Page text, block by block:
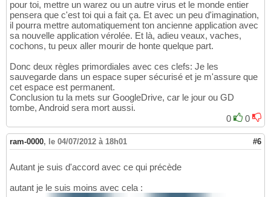
pour toi, mettre un warez ou un autre virus et le monde entier
pensera que c'est toi qui a fait ça. Et avec un peu d'imagination,
il pourra mettre automatiquement ton ancienne application avec
sa nouvelle application vérolée. Et là, adieu veaux, vaches,
cochons, tu peux aller mourir de honte quelque part.
Donc deux règles primordiales avec ces clefs: Je les
sauvegarde dans un espace super sécurisé et je m'assure que
cet espace est permanent.
Conclusion tu la mets sur GoogleDrive, car le jour ou GD
tombe, Android sera mort aussi.
0
0
ram-0000, le 04/07/2012 à 18h01 #6
Autant je suis d'accord avec ce qui précède
autant je le suis moins avec cela :